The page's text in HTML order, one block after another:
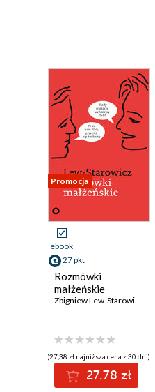
Promocja
ebook
27 pkt
Rozmówki
małżeńskie
Zbigniew Lew-Starowicz
(27,38 zł najniższa cena z 30 dni)
27.78 zł